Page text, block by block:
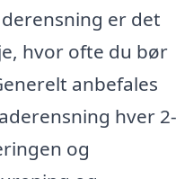
er det
hvor ofte du bør
anbefales
hver 2-
og